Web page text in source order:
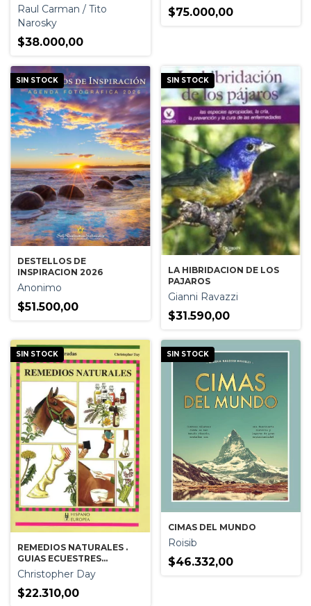
Raul Carman / Tito
Narosky
$38.000,00
$75.000,00
SIN STOCK
DESTELLOS DE
INSPIRACION 2026
Anonimo
$51.500,00
SIN STOCK
LA HIBRIDACION DE LOS
PAJAROS
Gianni Ravazzi
$31.590,00
SIN STOCK
REMEDIOS NATURALES .
GUIAS ECUESTRES
ILUSTRADAS
Christopher Day
$22.310,00
SIN STOCK
CIMAS DEL MUNDO
Roisib
$46.332,00